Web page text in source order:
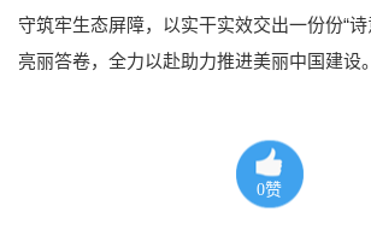
守筑牢生态屏障，以实干实效交出一份份“
亮丽答卷，全力以赴助力推进美丽中国建设。
0赞